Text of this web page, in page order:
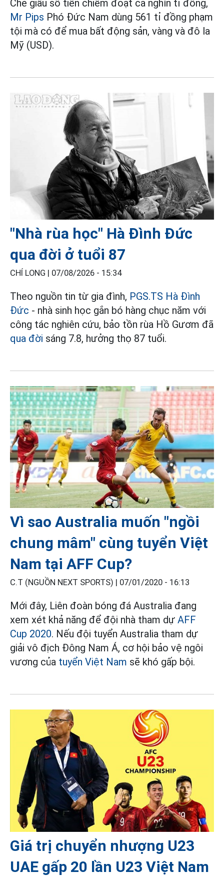
Che giấu số tiền chiếm đoạt cả nghìn tỉ đồng,
Mr Pips Phó Đức Nam dùng 561 tỉ đồng phạm
tội mà có để mua bất động sản, vàng và đô la
Mỹ (USD).
"Nhà rùa học" Hà Đình Đức
qua đời ở tuổi 87
CHÍ LONG | 07/08/2026 - 15:34
Theo nguồn tin từ gia đình, PGS.TS Hà Đình
Đức - nhà sinh học gắn bó hàng chục năm với
công tác nghiên cứu, bảo tồn rùa Hồ Gươm đã
qua đời sáng 7.8, hưởng thọ 87 tuổi.
Vì sao Australia muốn "ngồi
chung mâm" cùng tuyển Việt
Nam tại AFF Cup?
C.T (NGUỒN NEXT SPORTS) | 07/01/2020 - 16:13
Mới đây, Liên đoàn bóng đá Australia đang
xem xét khả năng để đội nhà tham dự AFF
Cup 2020. Nếu đội tuyển Australia tham dự
giải vô địch Đông Nam Á, cơ hội bảo vệ ngôi
vương của tuyển Việt Nam sẽ khó gấp bội.
Giá trị chuyển nhượng U23
UAE gấp 20 lần U23 Việt Nam